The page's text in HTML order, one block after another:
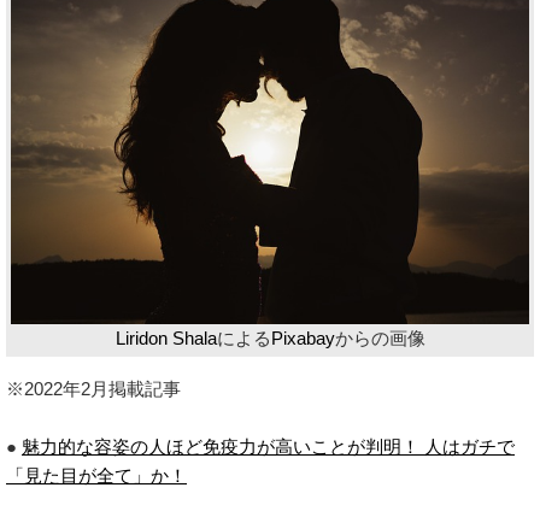
Liridon ShalaによるPixabayからの画像
※2022年2月掲載記事
● 魅力的な容姿の人ほど免疫力が高いことが判明！ 人はガチで
「見た目が全て」か！